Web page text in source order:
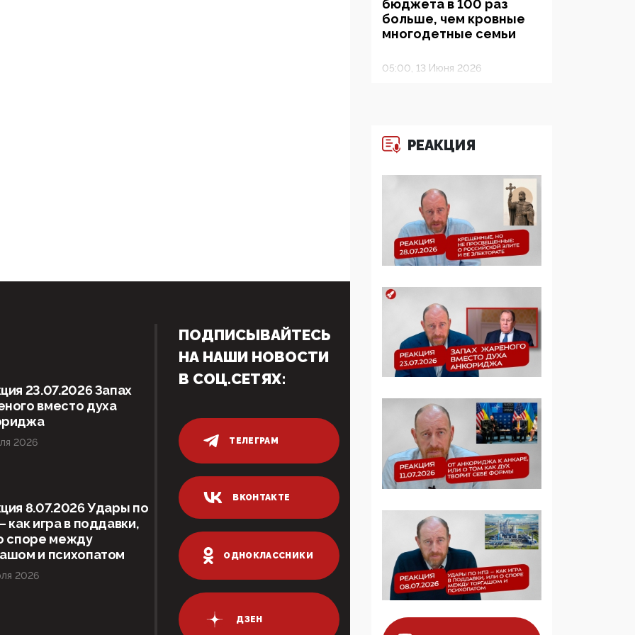
бюджета в 100 раз
больше, чем кровные
многодетные семьи
05:00, 13 Июня 2026
суверенитет,
традиционные
двоемыслия
11:53, 09 Июня 2026
Прокуратура наконец
увидела
экстремистскую
ЮНЕСКО в России, но
цифроглобалисты
продолжают
определять повестку в
образовании
5G за счет здоровья
граждан: Минцифры
намерено отобрать у
регионов и
муниципалитетов право
защищать жилые дома
от ЭМИ
05:58, 26 Мая 2026
Роскомнадзор
освободили от борца с
деструктивным и
РЕАКЦИЯ
23.07.2026 Запах
вместо духа
2026
8.07.2026 Удары по
как игра в поддавки,
споре между
и психопатом
2026
ПОДПИСЫВАЙТЕСЬ
НА НАШИ НОВОСТИ
В СОЦ.СЕТЯХ:
ТЕЛЕГРАМ
ВКОНТАКТЕ
ОДНОКЛАССНИКИ
ДЗЕН